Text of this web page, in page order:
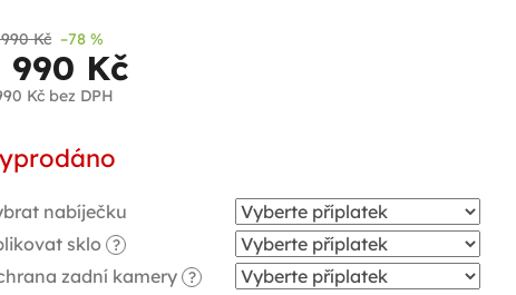
Kč –78 %
990 Kč
Kč bez DPH
nabíječku
sklo
?
zadní kamery ?